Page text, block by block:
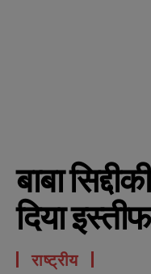
बाबा
दिया
राष्ट्रीय